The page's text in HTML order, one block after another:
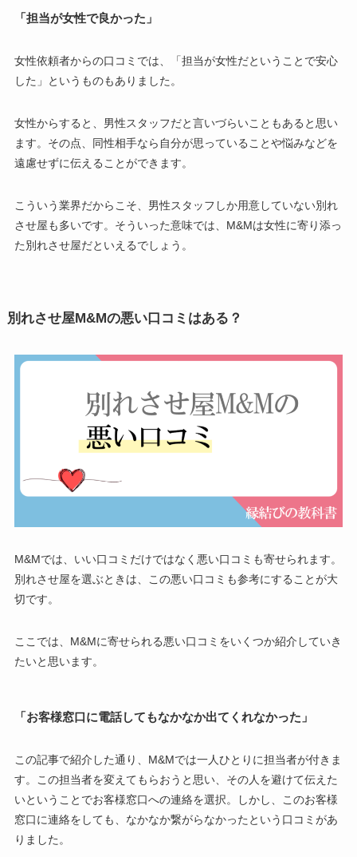
「担当が女性で良かった」
女性依頼者からの口コミでは、「担当が女性だということで安心
した」というものもありました。
女性からすると、男性スタッフだと言いづらいこともあると思い
ます。その点、同性相手なら自分が思っていることや悩みなどを
遠慮せずに伝えることができます。
こういう業界だからこそ、男性スタッフしか用意していない別れ
させ屋も多いです。そういった意味では、M&Mは女性に寄り添っ
た別れさせ屋だといえるでしょう。
別れさせ屋M&Mの悪い口コミはある？
M&Mでは、いい口コミだけではなく悪い口コミも寄せられます。
別れさせ屋を選ぶときは、この悪い口コミも参考にすることが大
切です。
ここでは、M&Mに寄せられる悪い口コミをいくつか紹介していき
たいと思います。
「お客様窓口に電話してもなかなか出てくれなかった」
この記事で紹介した通り、M&Mでは一人ひとりに担当者が付きま
す。この担当者を変えてもらおうと思い、その人を避けて伝えた
いということでお客様窓口への連絡を選択。しかし、このお客様
窓口に連絡をしても、なかなか繋がらなかったという口コミがあ
りました。